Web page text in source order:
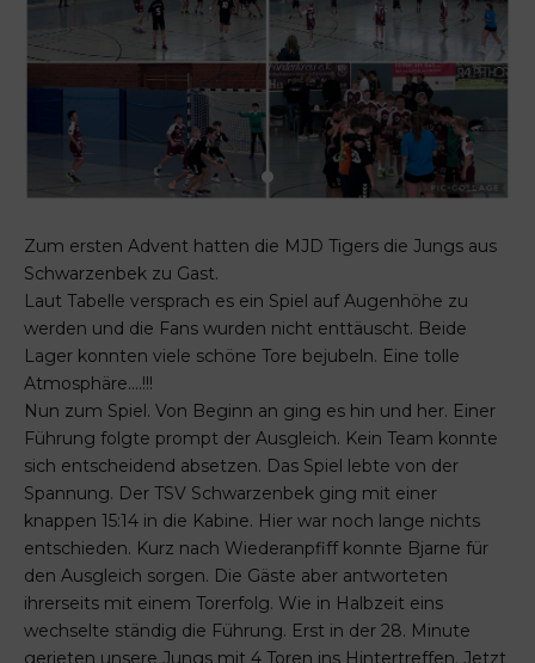
Zum ersten Advent hatten die MJD Tigers die Jungs aus
Schwarzenbek zu Gast.
Laut Tabelle versprach es ein Spiel auf Augenhöhe zu
werden und die Fans wurden nicht enttäuscht. Beide
Lager konnten viele schöne Tore bejubeln. Eine tolle
Atmosphäre….!!!
Nun zum Spiel. Von Beginn an ging es hin und her. Einer
Führung folgte prompt der Ausgleich. Kein Team konnte
sich entscheidend absetzen. Das Spiel lebte von der
Spannung. Der TSV Schwarzenbek ging mit einer
knappen 15:14 in die Kabine. Hier war noch lange nichts
entschieden. Kurz nach Wiederanpfiff konnte Bjarne für
den Ausgleich sorgen. Die Gäste aber antworteten
ihrerseits mit einem Torerfolg. Wie in Halbzeit eins
wechselte ständig die Führung. Erst in der 28. Minute
gerieten unsere Jungs mit 4 Toren ins Hintertreffen. Jetzt